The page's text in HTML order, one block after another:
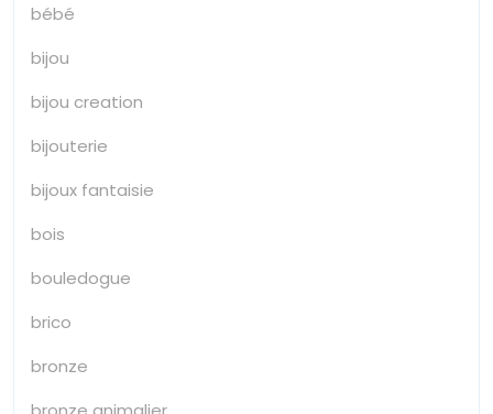
bébé
bijou
bijou creation
bijouterie
bijoux fantaisie
bois
bouledogue
brico
bronze